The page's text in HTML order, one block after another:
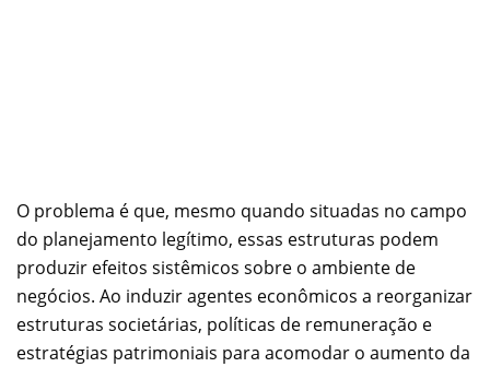
O problema é que, mesmo quando situadas no campo
do planejamento legítimo, essas estruturas podem
produzir efeitos sistêmicos sobre o ambiente de
negócios. Ao induzir agentes econômicos a reorganizar
estruturas societárias, políticas de remuneração e
estratégias patrimoniais para acomodar o aumento da